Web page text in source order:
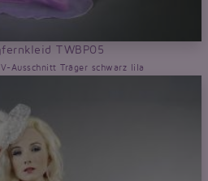
TWBP05
Ausschnitt Träger schwarz lila